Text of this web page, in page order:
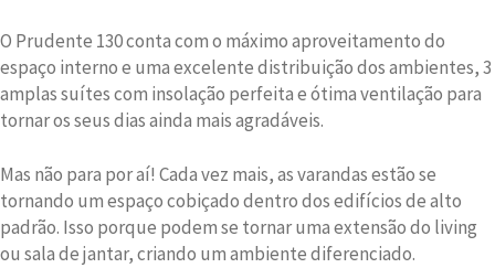
O Prudente 130 conta com o máximo aproveitamento do
espaço interno e uma excelente distribuição dos ambientes, 3
amplas suítes com insolação perfeita e ótima ventilação para
tornar os seus dias ainda mais agradáveis.
Mas não para por aí! Cada vez mais, as varandas estão se
tornando um espaço cobiçado dentro dos edifícios de alto
padrão. Isso porque podem se tornar uma extensão do living
ou sala de jantar, criando um ambiente diferenciado.